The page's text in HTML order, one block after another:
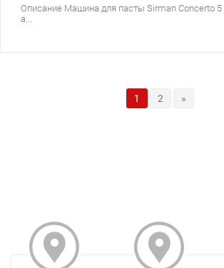
Описание Машина для пасты Sirman Concerto 5
а...
1 2 »